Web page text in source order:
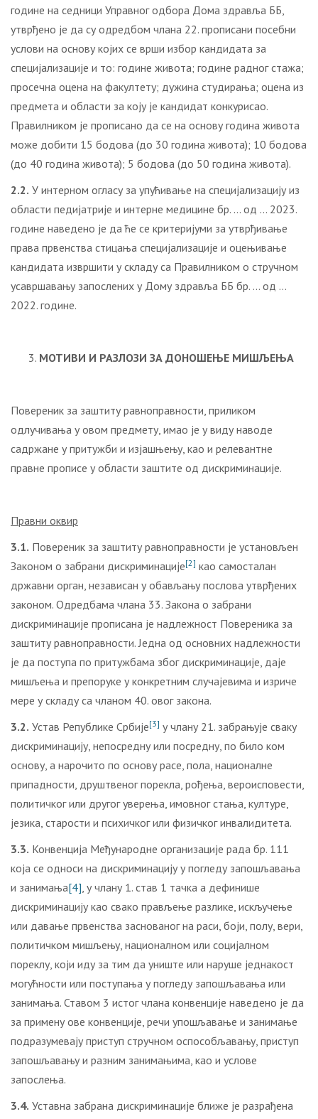
године на седници Управног одбора Дома здравља ББ,
утврђено је да су одредбом члана 22. прописани посебни
услови на основу којих се врши избор кандидата за
специјализације и то: године живота; године радног стажа;
просечна оцена на факултету; дужина студирања; оцена из
предмета и области за коју је кандидат конкурисао.
Правилником је прописано да се на основу година живота
може добити 15 бодова (до 30 година живота); 10 бодова
(до 40 година живота); 5 бодова (до 50 година живота).
2.2. У интерном огласу за упућивање на специјализацију из
области педијатрије и интерне медицине бр. … од … 2023.
године наведено је да ће се критеријуми за утврђивање
права првенства стицања специјализације и оцењивање
кандидата извршити у складу са Правилником о стручном
усавршавању запослених у Дому здравља ББ бр. … од …
2022. године.
МОТИВИ И РАЗЛОЗИ ЗА ДОНОШЕЊЕ МИШЉЕЊА
Повереник за заштиту равноправности, приликом
одлучивања у овом предмету, имао је у виду наводе
садржане у притужби и изјашњењу, као и релевантне
правне прописе у области заштите од дискриминације.
Правни оквир
3.1. Повереник за заштиту равноправности је установљен
Законом о забрани дискриминације[2] као самосталан
државни орган, независан у обављању послова утврђених
законом. Одредбама члана 33. Закона о забрани
дискриминације прописана је надлежност Повереника за
заштиту равноправности. Једна од основних надлежности
је да поступа по притужбама због дискриминације, даје
мишљења и препоруке у конкретним случајевима и изриче
мере у складу са чланом 40. овог закона.
3.2. Устав Републике Србије[3] у члану 21. забрањује сваку
дискриминацију, непосредну или посредну, по било ком
основу, а нарочито по основу расе, пола, националне
припадности, друштвеног порекла, рођења, вероисповести,
политичког или другог уверења, имовног стања, културе,
језика, старости и психичког или физичког инвалидитета.
3.3. Конвенција Међународне организације рада бр. 111
која се односи на дискриминацију у погледу запошљавања
и занимања[4], у члану 1. став 1 тачка а дефинише
дискриминацију као свако прављење разлике, искључење
или давање првенства заснованог на раси, боји, полу, вери,
политичком мишљењу, националном или социјалном
пореклу, који иду за тим да униште или наруше једнакост
могућности или поступања у погледу запошљавања или
занимања. Ставом 3 истог члана конвенције наведено је да
за примену ове конвенције, речи упошљавање и занимање
подразумевају приступ стручном оспособљавању, приступ
запошљавању и разним занимањима, као и услове
запослења.
3.4. Уставна забрана дискриминације ближе је разрађена